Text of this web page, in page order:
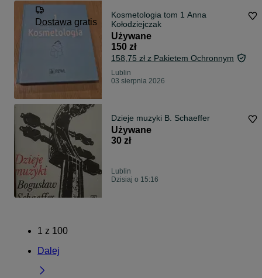
Dostawa gratis
Kosmetologia tom 1 Anna
Kołodziejczak
Używane
150 zł
158,75 zł z Pakietem Ochronnym
Lublin
03 sierpnia 2026
Dzieje muzyki B. Schaeffer
Używane
30 zł
Lublin
Dzisiaj o 15:16
1 z 100
Dalej